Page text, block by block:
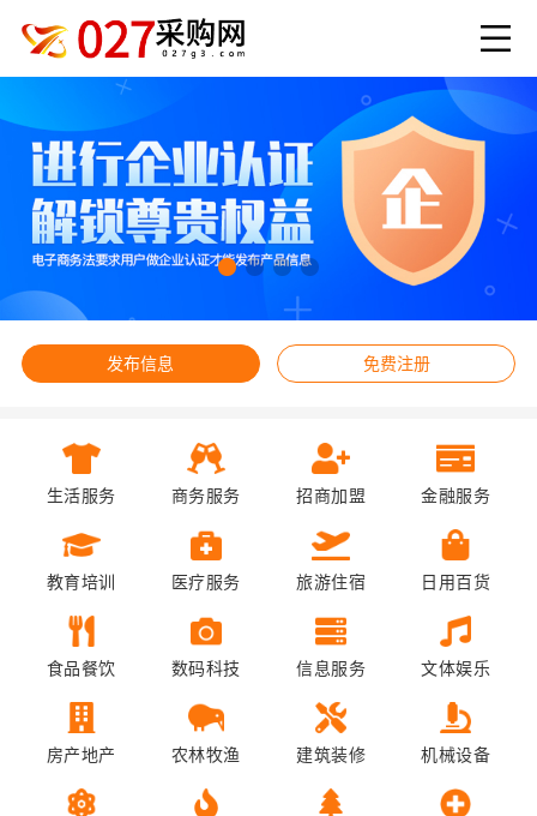
发布信息 免费注册
生活服务 商务服务 招商加盟 金融服务
教育培训 医疗服务 旅游住宿 日用百货
食品餐饮 数码科技 信息服务 文体娱乐
房产地产 农林牧渔 建筑装修 机械设备